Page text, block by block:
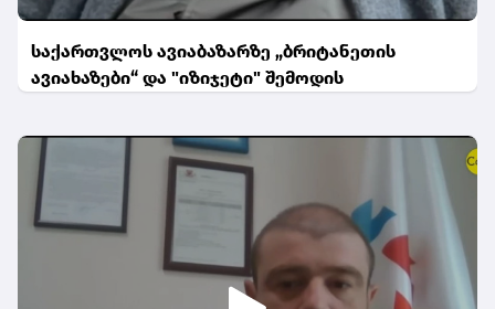
საქართვლოს ავიაბაზარზე „ბრიტანეთის
ავიახაზები“ და "იზიჯეტი" შემოდის